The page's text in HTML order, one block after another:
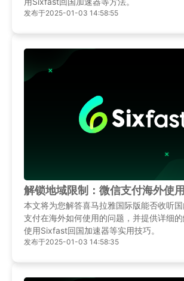
发布于2025-01-03 14:58:55
解锁地域限制：微信支付海外使
本文将为您解答喜马拉雅国际版能否收听
支付在海外如何使用的问题，并提供详细
使用Sixfast回国加速器等实用技巧。
发布于2025-01-03 14:58:35